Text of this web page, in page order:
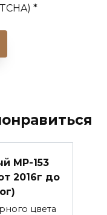
*
МР-153
2016г до
цвета